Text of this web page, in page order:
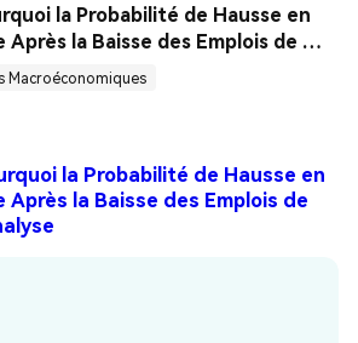
la Probabilité de Hausse en
la Baisse des Emplois de
Macroéconomiques
la Probabilité de Hausse en
la Baisse des Emplois de